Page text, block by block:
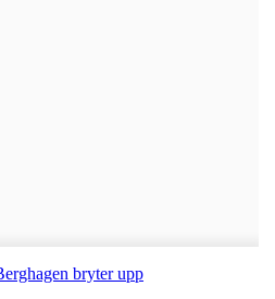
bryter upp